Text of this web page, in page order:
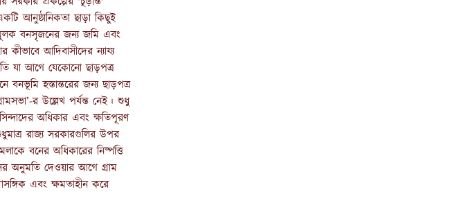
আনুষ্ঠানিকতা ছাড়া কিছুই
বনসৃজনের জন্য জমি এবং
আদিবাসীদের ন্যায্য
যা আগে যেকোনো ছাড়পত্র
হস্তান্তরের জন্য ছাড়পত্র
র উল্লেখ পর্যন্ত নেই। শুধু
অধিকার এবং ক্ষতিপূরণ
রাজ্য সরকারগুলির উপর
বনের অধিকারের নিষ্পত্তি
অনুমতি দেওয়ার আগে গ্রাম
এবং ক্ষমতাহীন করে